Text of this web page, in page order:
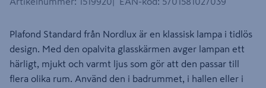
Plafond Standard från Nordlux är en klassisk lampa i tidlös
design. Med den opalvita glasskärmen avger lampan ett
härligt, mjukt och varmt ljus som gör att den passar till
flera olika rum. Använd den i badrummet, i hallen eller i